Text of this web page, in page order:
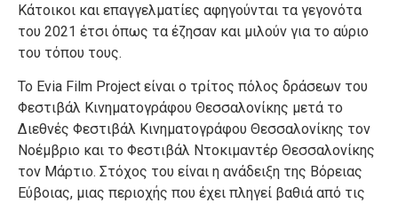
Κάτοικοι και επαγγελματίες αφηγούνται τα γεγονότα
του 2021 έτσι όπως τα έζησαν και μιλούν για το αύριο
του τόπου τους.
Το Evia Film Project είναι ο τρίτος πόλος δράσεων του
Φεστιβάλ Κινηματογράφου Θεσσαλονίκης μετά το
Διεθνές Φεστιβάλ Κινηματογράφου Θεσσαλονίκης τον
Νοέμβριο και το Φεστιβάλ Ντοκιμαντέρ Θεσσαλονίκης
τον Μάρτιο. Στόχος του είναι η ανάδειξη της Βόρειας
Εύβοιας, μιας περιοχής που έχει πληγεί βαθιά από τις